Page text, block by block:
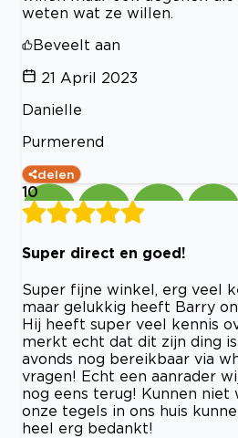
weten wat ze willen.
Beveelt aan
21 April 2023
Danielle
Purmerend
delen
10
Super direct en goed!
Super fijne winkel, erg veel
maar gelukkig heeft Barry
Hij heeft super veel kennis
merkt echt dat dit zijn ding
avonds nog bereikbaar via
vragen! Echt een aanrader
nog eens terug! Kunnen
onze tegels in ons huis
heel erg bedankt!